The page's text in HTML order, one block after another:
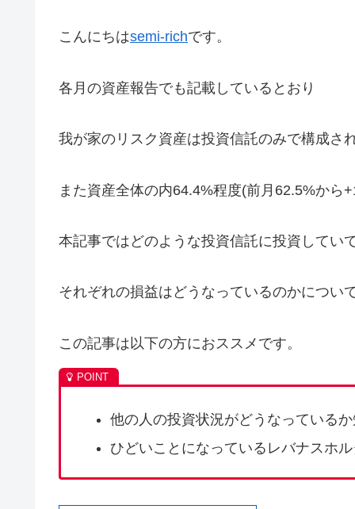
こんにちはsemi-richです。
各月の資産報告でも記載しているとおり
我が家のリスク資産は投資信託のみで構成さ
また資産全体の内64.4%程度(前月62.5%から
本記事ではどのような投資信託に投資してい
それぞれの損益はどうなっているのかについ
この記事は以下の方におススメです。
他の人の投資状況がどうなっている
ひどいことになっているレバナスホ